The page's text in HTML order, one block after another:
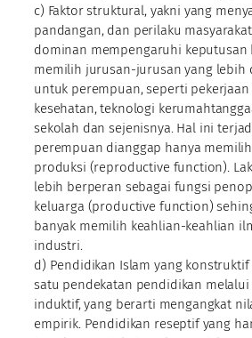
c) Faktor struktural, yakni yang
pandangan, dan perilaku
dominan mempengaruhi keputusan
memilih jurusan-jurusan yang lebih
untuk perempuan, seperti pekerjaan
kesehatan, teknologi
sekolah dan sejenisnya. Hal ini
perempuan dianggap hanya
produksi (reproductive function).
lebih berperan sebagai fungsi
keluarga (productive function)
banyak memilih keahlian-keahlian
industri.
d) Pendidikan Islam yang
satu pendekatan pendidikan
induktif, yang berarti mengangkat
empirik. Pendidikan reseptif yang